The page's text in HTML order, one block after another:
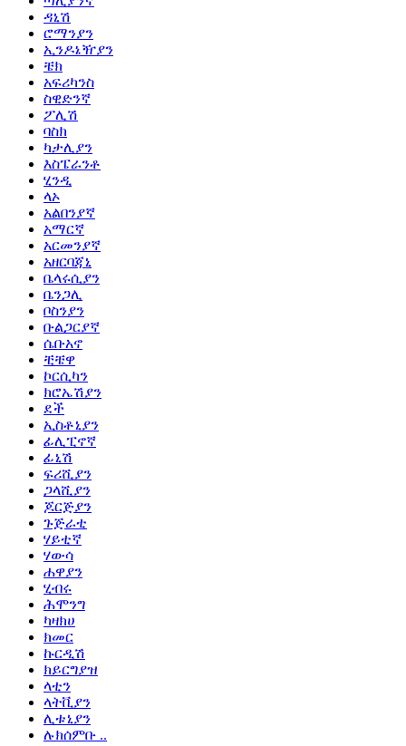
ዳኒሽ
ሮማንያን
ኢንዶኔዥያን
ቼክ
አፍሪካንስ
ስዊድንኛ
ፖሊሽ
ባስክ
ካታሊያን
እስፔራንቶ
ሂንዲ
ላኦ
አልበንያኛ
አማርኛ
አርመንያኛ
አዘርባጃኒ
ቤላሩሲያን
ቤንጋሊ
ቦስንያን
ቡልጋርያኛ
ሴቡአኖ
ቺቼዋ
ኮርሲካን
ክሮኤሽያን
ደች
ኢስቶኒያን
ፊሊፒኖኛ
ፊኒሽ
ፍሪሺያን
ጋላሺያን
ጆርጅያን
ጉጅራቲ
ሃይቲኛ
ሃውሳ
ሐዋያን
ሂብሩ
ሕሞንግ
ካዛክሀ
ክመር
ኩርዲሽ
ክይርግያዝ
ላቲን
ላትቪያን
ሊቱኒያን
ሉክሰምቡ ..